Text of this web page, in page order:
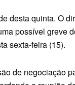
desta quinta. O
possível greve
sexta-feira (15).
de negociação